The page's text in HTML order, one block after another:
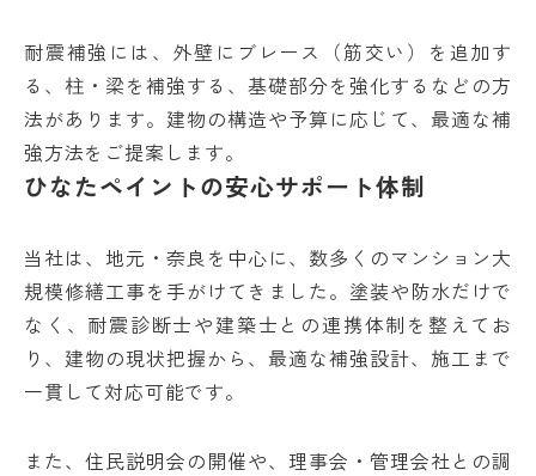
耐震補強には、外壁にブレース（筋交い）を追加す
る、柱・梁を補強する、基礎部分を強化するなどの方
法があります。建物の構造や予算に応じて、最適な補
強方法をご提案します。
ひなたペイントの安心サポート体制
当社は、地元・奈良を中心に、数多くのマンション大
規模修繕工事を手がけてきました。塗装や防水だけで
なく、耐震診断士や建築士との連携体制を整えてお
り、建物の現状把握から、最適な補強設計、施工まで
一貫して対応可能です。
また、住民説明会の開催や、理事会・管理会社との調